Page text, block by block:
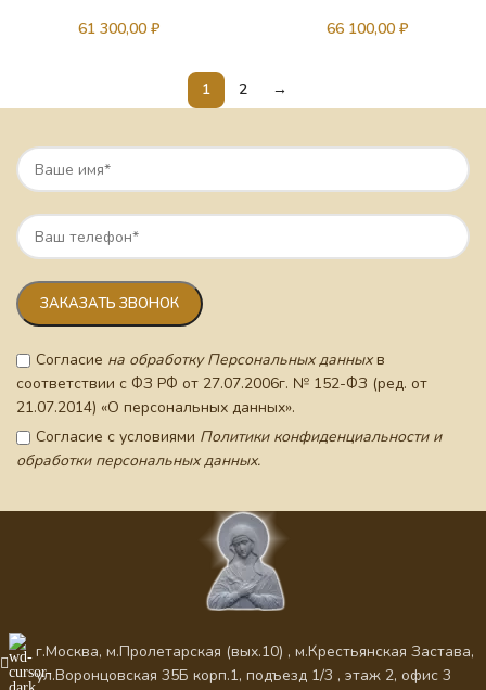
61 300,00 ₽ 66 100,00 ₽
1 2 →
Согласие на обработку Персональных данныхв
соответствии с ФЗ РФ от 27.07.2006г. № 152-ФЗ (ред. от
21.07.2014) «О персональных данных».
Согласие с условиями Политики конфиденциальности и
обработки персональных данных.
г.Москва, м.Пролетарская (вых.10) , м.Крестьянская Застава,
ул.Воронцовская 35Б корп.1, подъезд 1/3 , этаж 2, офис 3